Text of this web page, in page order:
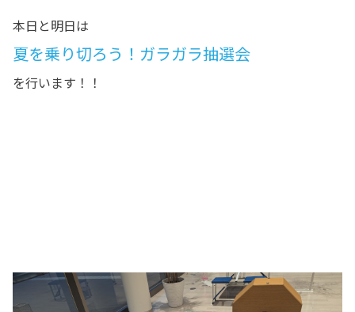
本日と明日は
夏を乗り切ろう！ガラガラ抽選会
を行います！！